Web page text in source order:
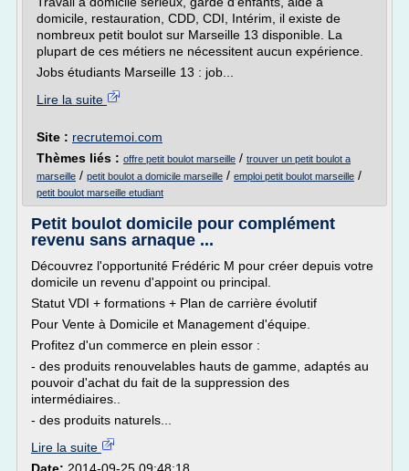
domicile, restauration, CDD, CDI, Intérim, il existe de
nombreux petit boulot sur Marseille 13 disponible. La
plupart de ces métiers ne nécessitent aucun expérience.
Jobs étudiants Marseille 13 : job...
Lire la suite
Site : recrutemoi.com
Thèmes liés : offre petit boulot marseille / trouver un petit boulot a
marseille / petit boulot a domicile marseille / emploi petit boulot marseille /
petit boulot marseille etudiant
Petit boulot domicile pour complément
revenu sans arnaque ...
Découvrez l'opportunité Frédéric M pour créer depuis votre
domicile un revenu d'appoint ou principal.
Statut VDI + formations + Plan de carrière évolutif
Pour Vente à Domicile et Management d'équipe.
Profitez d'un commerce en plein essor :
- des produits renouvelables hauts de gamme, adaptés au
pouvoir d'achat du fait de la suppression des
intermédiaires..
- des produits naturels...
Lire la suite